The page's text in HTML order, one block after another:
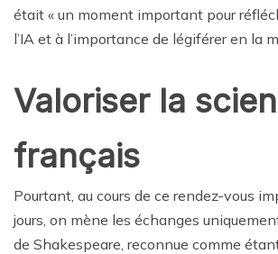
était « un moment important pour
l’IA et à l’importance de légiférer en la
Valoriser la
français
Pourtant, au cours de ce rendez-vous
jours, on mène les échanges
de Shakespeare, reconnue comme